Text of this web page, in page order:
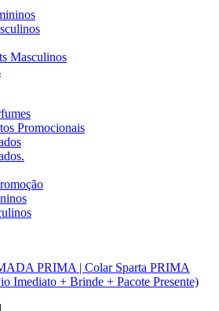
Masculinos
Promocionais
PRIMA | Colar Sparta PRIMA
Imediato + Brinde + Pacote Presente)